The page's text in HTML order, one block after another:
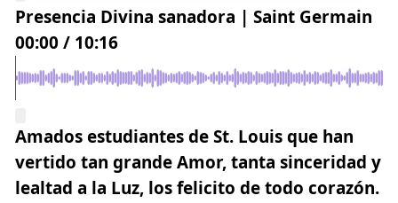
Presencia Divina sanadora | Saint Germain
00:00 / 10:16
Amados estudiantes de St. Louis que han
vertido tan grande Amor, tanta sinceridad y
lealtad a la Luz, los felicito de todo corazón.